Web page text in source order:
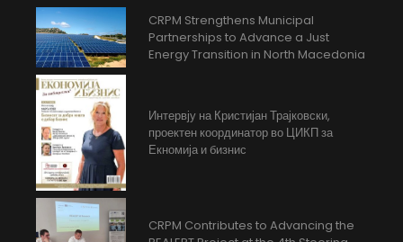
CRPM Strengthens Municipal
Partnerships to Advance a Just
Energy Transition in North Macedonia
Интервју на Кристијан Трајковски,
проектен координатор во ЦИКП за
Екномија и бизнис
CRPM Contributes to Advancing the